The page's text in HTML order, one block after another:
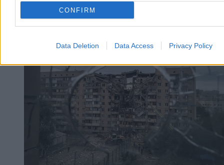
CONFIRM
Data Deletion Data Access Privacy Policy
Wojsko